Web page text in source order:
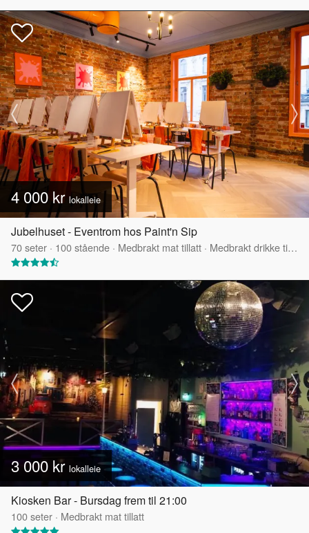
4 000 kr lokalleie
Jubelhuset - Eventrom hos Paint'n Sip
70seter · 100stående · Medbrakt mat tillatt · Medbrakt drikke tillatt
3 000 kr lokalleie
Kiosken Bar - Bursdag frem til 21:00
100seter · Medbrakt mat tillatt